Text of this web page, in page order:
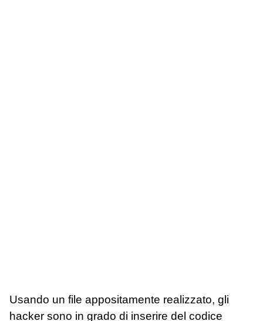
Usando un file appositamente realizzato, gli
hacker sono in grado di inserire del codice